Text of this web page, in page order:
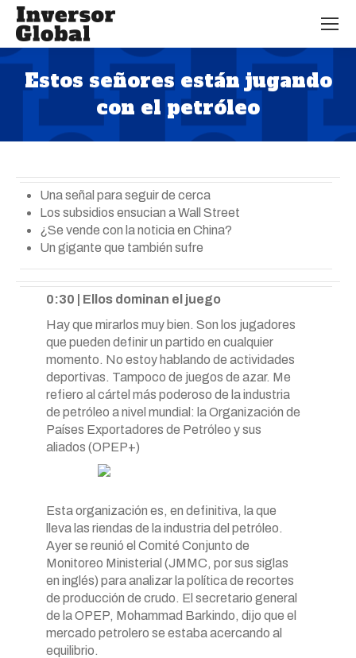
Estos señores están jugando
con el petróleo
Estás aquí:
Una señal para seguir de cerca
Los subsidios ensucian a Wall Street
¿Se vende con la noticia en China?
Un gigante que también sufre
0:30 | Ellos dominan el juego
Hay que mirarlos muy bien. Son los jugadores
que pueden definir un partido en cualquier
momento. No estoy hablando de actividades
deportivas. Tampoco de juegos de azar. Me
refiero al cártel más poderoso de la industria
de petróleo a nivel mundial: la Organización de
Países Exportadores de Petróleo y sus
aliados (OPEP+)
Esta organización es, en definitiva, la que
lleva las riendas de la industria del petróleo.
Ayer se reunió el Comité Conjunto de
Monitoreo Ministerial (JMMC, por sus siglas
en inglés) para analizar la política de recortes
de producción de crudo. El secretario general
de la OPEP, Mohammad Barkindo, dijo que el
mercado petrolero se estaba acercando al
equilibrio.